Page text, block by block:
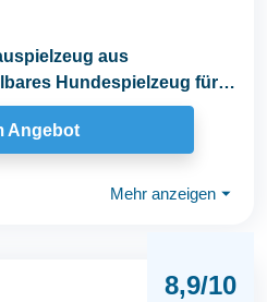
aus
Hundespielzeug für
Angebot
Mehr anzeigen ⏷
8,9/10